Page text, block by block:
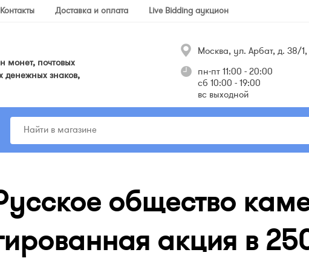
Контакты Доставка и оплата Live Bidding аукцион
монет, почтовых
знаков,
Москва, ул. Арбат, д. 38/1,
пн-пт 11:00 - 20:00
сб 10:00 - 19:00
вс выходной
общество
акция в